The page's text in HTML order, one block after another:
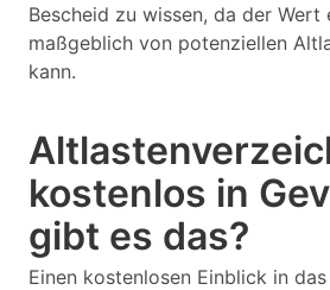
Bescheid zu wissen, da der Wert
maßgeblich von potenziellen
kann.
kostenlos in
gibt es das?
Einen kostenlosen Einblick in das